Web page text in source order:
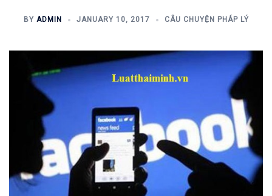
BY ADMIN JANUARY 10, 2017 CÂU CHUYỆN PHÁP LÝ